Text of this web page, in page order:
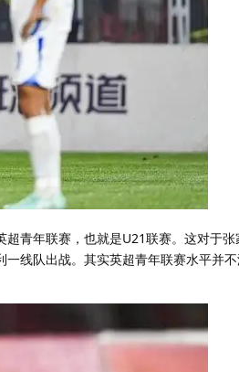
青年联赛，也就是U21联赛。这对于张
线队出战。其实英超青年联赛水平并